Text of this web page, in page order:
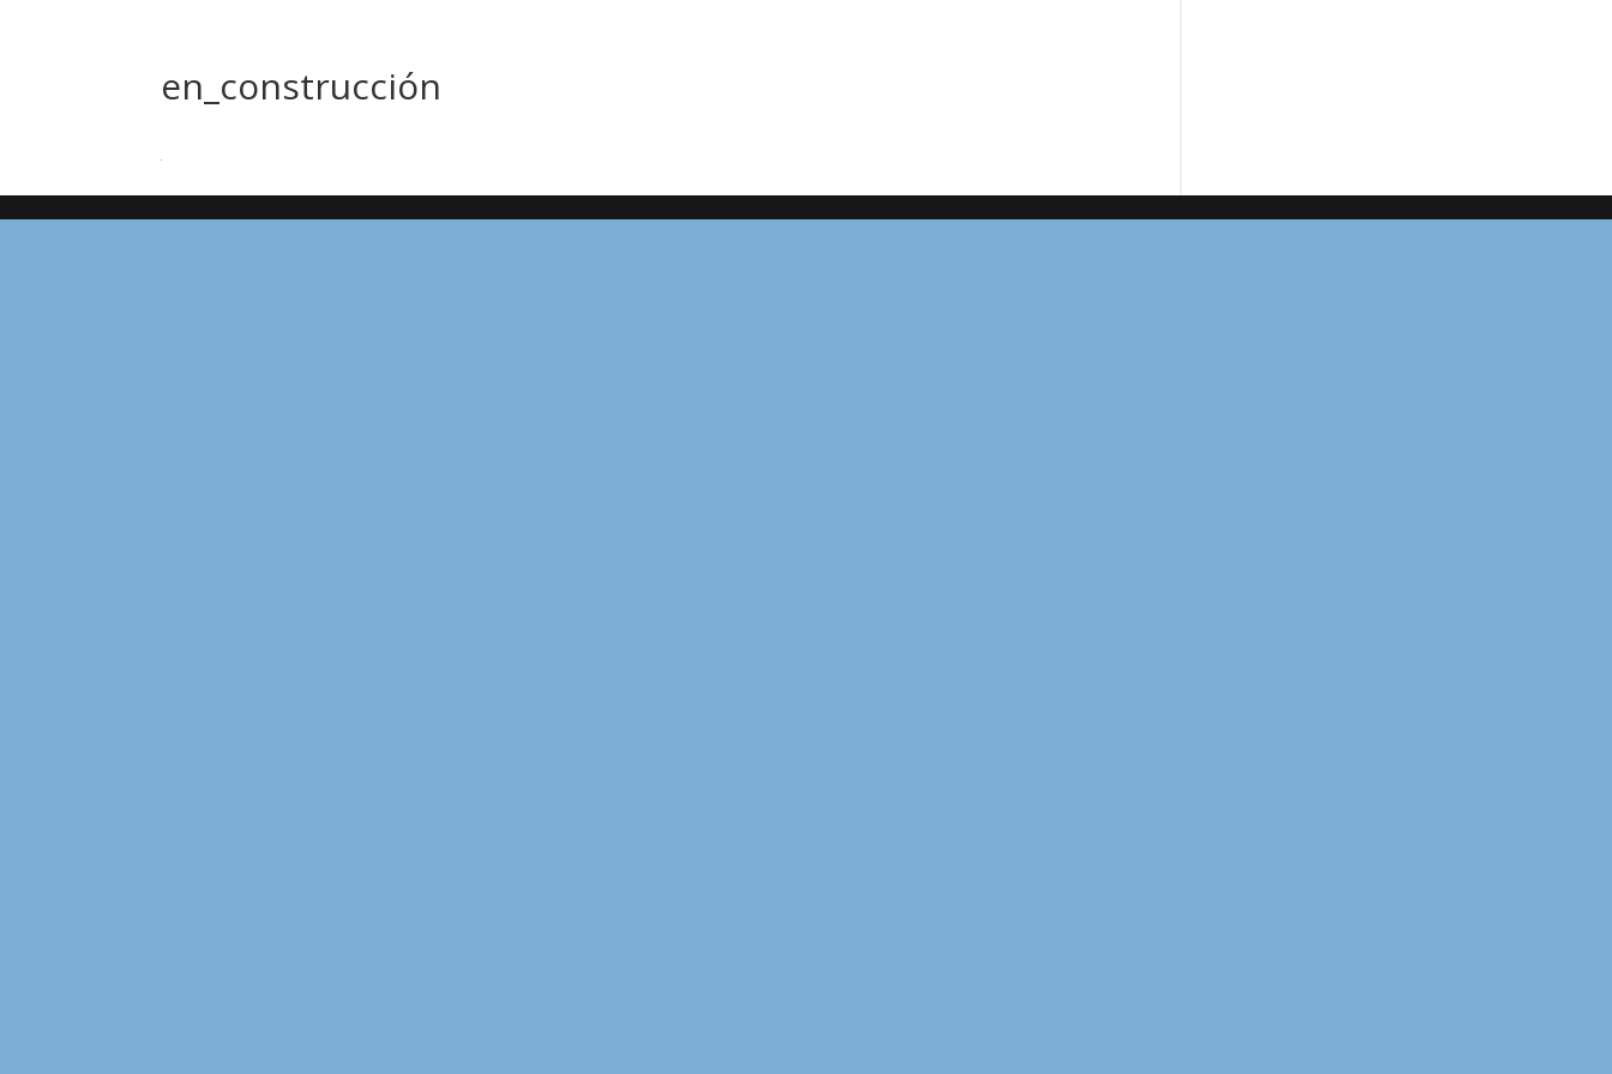
en_construcción